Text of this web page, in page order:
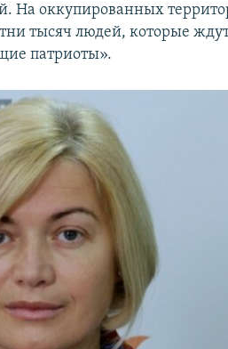
На оккупированных
тысяч людей, которые
патриоты».